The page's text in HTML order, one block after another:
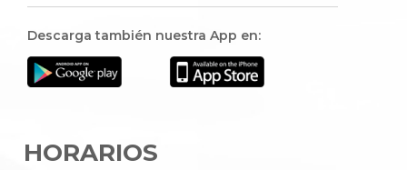
Descarga también nuestra App en:
HORARIOS